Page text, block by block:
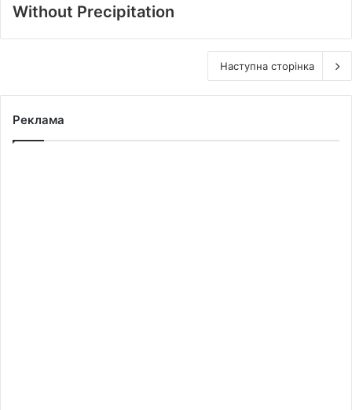
Without Precipitation
Наступна сторінка
Реклама